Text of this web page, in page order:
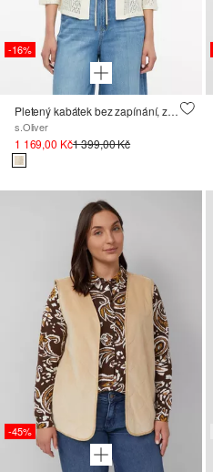
-16%
Pletený kabátek bez zapínání, z ažurového žerzeje
s.Oliver
1 169,00 Kč1 399,00 Kč
-45%